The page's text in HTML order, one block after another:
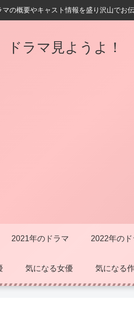
の概要やキャスト情報を盛り沢山でお伝
ドラマ見ようよ！
2021年のドラマ 2022年のド
気になる女優 気になる